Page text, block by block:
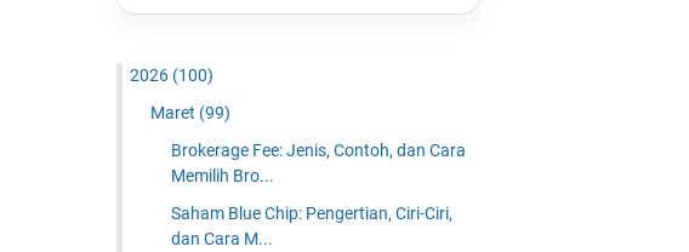
2026 (100)
Maret (99)
Brokerage Fee: Jenis, Contoh, dan Cara
Memilih Bro...
Saham Blue Chip: Pengertian, Ciri-Ciri,
dan Cara M...